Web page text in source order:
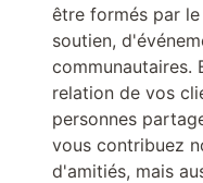
être formés par
soutien,
communautaires.
relation de vos
personnes
vous contribuez
d'amitiés, mais